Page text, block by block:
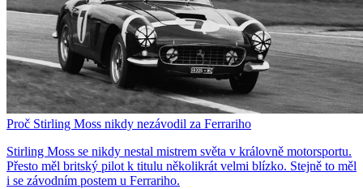
Proč Stirling Moss nikdy nezávodil za Ferrariho
Stirling Moss se nikdy nestal mistrem světa v královně motorsportu.
Přesto měl britský pilot k titulu několikrát velmi blízko. Stejně to měl
i se závodním postem u Ferrariho.